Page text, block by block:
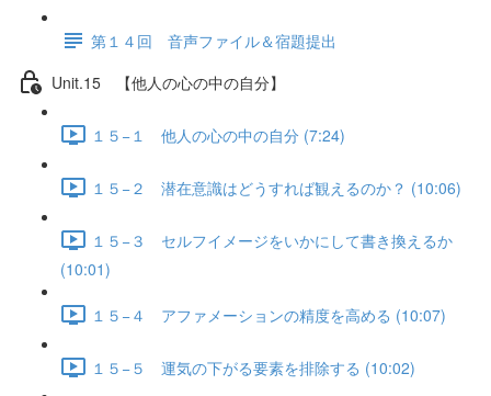
第１４回 音声ファイル＆宿題提出
Unit.15 【他人の心の中の自分】
１５−１ 他人の心の中の自分 (7:24)
１５−２ 潜在意識はどうすれば観えるのか？ (10:06)
１５−３ セルフイメージをいかにして書き換えるか
(10:01)
１５−４ アファメーションの精度を高める (10:07)
１５−５ 運気の下がる要素を排除する (10:02)